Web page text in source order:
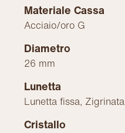
Materiale Cassa
Acciaio/oro G
Diametro
26 mm
Lunetta
Lunetta fissa, Zigrinata
Cristallo